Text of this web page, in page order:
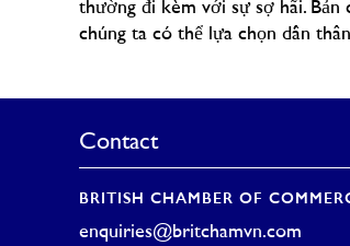
thường đi kèm với sự sợ hãi. Bản
chúng ta có thể lựa chọn dấn
Contact
BRITISH CHAMBER OF
enquiries@britchamvn.com